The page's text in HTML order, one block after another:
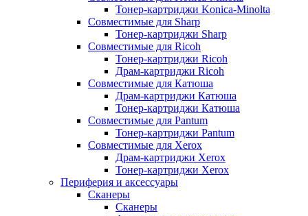
Тонер-картриджи Konica-Minolta
Совместимые для Sharp
Тонер-картриджи Sharp
Совместимые для Ricoh
Тонер-картриджи Ricoh
Драм-картриджи Ricoh
Совместимые для Катюша
Драм-картриджи Катюша
Тонер-картриджи Катюша
Совместимые для Pantum
Тонер-картриджи Pantum
Совместимые для Xerox
Драм-картриджи Xerox
Тонер-картриджи Xerox
Периферия и аксессуары
Сканеры
Сканеры